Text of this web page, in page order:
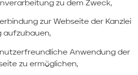
am Main
87
am Main
/ 975 75 40
/ 975 75 444
zu dem Zweck,
zur Webseite der Kanzlei
aufzubauen,
Anwendung der
zu ermöglichen,